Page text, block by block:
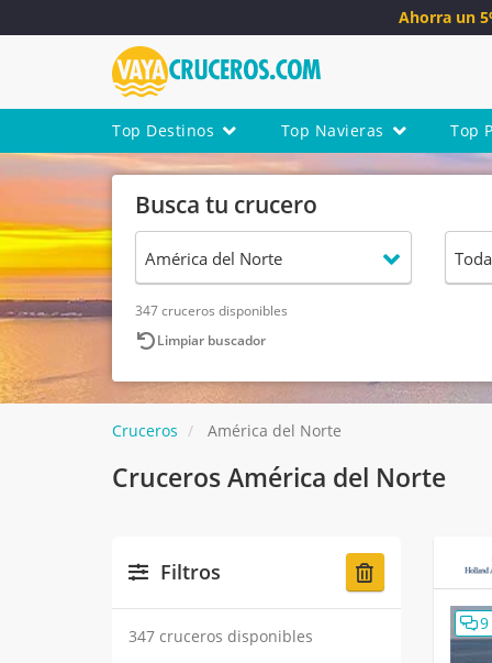
Ahorra un
Top Destinos Top Navieras Top
Busca tu crucero
347 cruceros disponibles
Limpiar buscador
Cruceros América del Norte
Cruceros América del Norte
Filtros
347 cruceros disponibles
9